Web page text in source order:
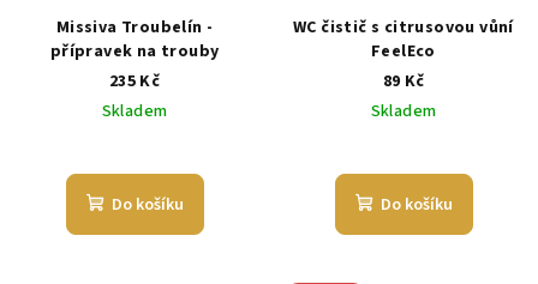
Missiva Troubelín -
přípravek na trouby
235 Kč
Skladem
Do košíku
WC čistič s citrusovou vůní
FeelEco
89 Kč
Skladem
hodnocení
produktu
Do košíku